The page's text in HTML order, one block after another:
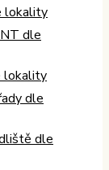
lokality
dle
lokality
dle
dle